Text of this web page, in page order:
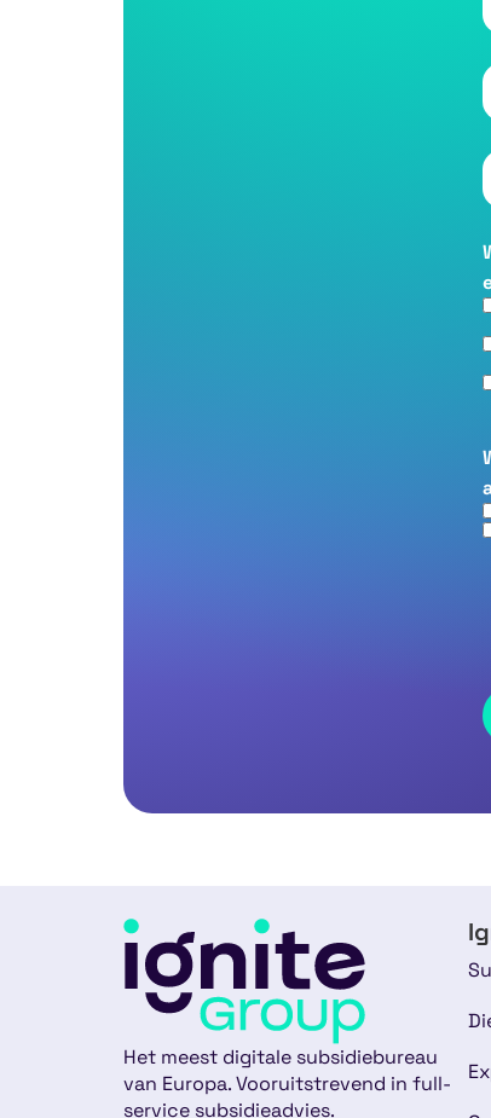
Het meest digitale subsidiebureau
van Europa. Vooruitstrevend in full-
service subsidieadvies.